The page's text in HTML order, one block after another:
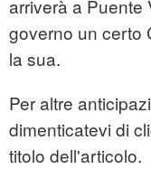
arriverà a Puente
governo un certo
la sua.
Per altre
dimenticatevi di
titolo dell'articolo.